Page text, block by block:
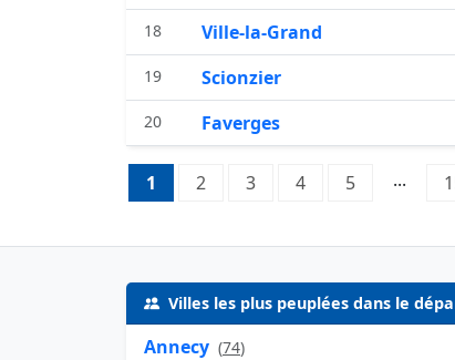
18 Ville-la-Grand
19 Scionzier
20 Faverges
Pagination:
1 Page 1
2 Page 2
3 Page 3
4 Page 4
5 Page 5
...
Villes les plus peuplées dans le
Annecy (74)